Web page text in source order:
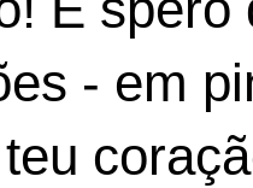
- em